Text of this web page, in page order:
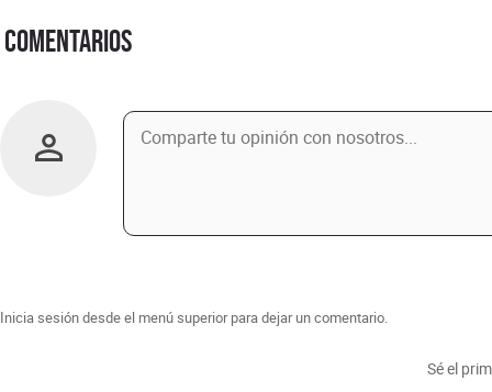
Comentarios
Inicia sesión desde el menú superior para dejar un comentario.
Sé el